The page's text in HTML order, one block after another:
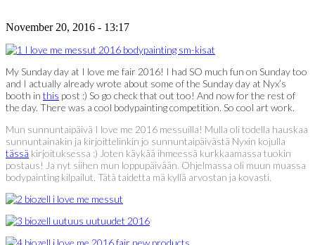
November 20, 2016 - 13:17
My Sunday day at I love me fair 2016! I had SO much fun on Sunday too
and I actually already wrote about some of the Sunday day at Nyx’s
booth in this post :) So go check that out too! And now for the rest of
the day. There was a cool bodypainting competition. So cool art work.
Mun sunnuntaipäivä I love me 2016 messuilla! Mulla oli todella hauskaa
sunnuntainakin ja kirjoittelinkin jo sunnuntaipäivästä Nyxin kojulla
tässä kirjoituksessa :) Joten käykää ihmeessä kurkkaamassa tuokin
postaus! Ja nyt siihen mun loppupäivään. Ohjelmassa oli muun muassa
bodypainting kilpailut. Tätä taidetta mä kyllä arvostan ja kovasti.